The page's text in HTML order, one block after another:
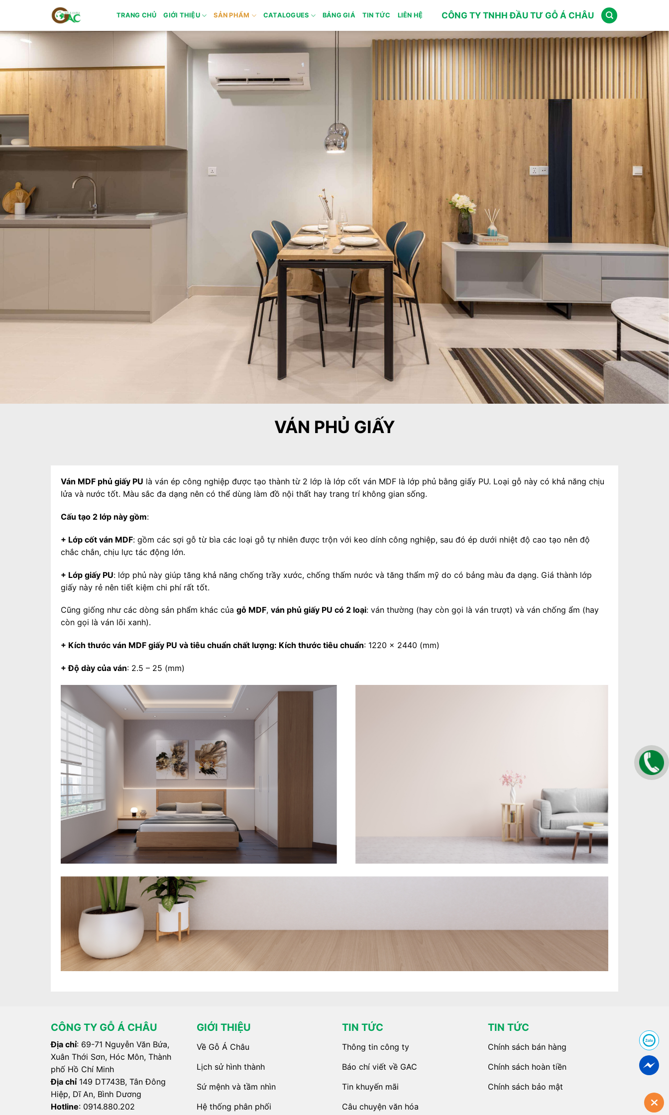
content
TRANG CHỦ GIỚI THIỆU SẢN PHẨM CATALOGUES BẢNG GIÁ TIN TỨC LIÊN HỆ CÔNG TY TNHH ĐẦU TƯ GỖ Á CHÂU
VÁN PHỦ GIẤY
Ván MDF phủ giấy PU là ván ép công nghiệp được tạo thành từ 2 lớp là lớp cốt ván MDF là lớp phủ bằng giấy PU. Loại gỗ này có khả năng chịu
lửa và nước tốt. Màu sắc đa dạng nên có thể dùng làm đồ nội thất hay trang trí không gian sống.
Cấu tạo 2 lớp này gồm:
+ Lớp cốt ván MDF: gồm các sợi gỗ từ bìa các loại gỗ tự nhiên được trộn với keo dính công nghiệp, sau đó ép dưới nhiệt độ cao tạo nên độ
chắc chắn, chịu lực tác động lớn.
+ Lớp giấy PU: lớp phủ này giúp tăng khả năng chống trầy xước, chống thấm nước và tăng thẩm mỹ do có bảng màu đa dạng. Giá thành lớp
giấy này rẻ nên tiết kiệm chi phí rất tốt.
Cũng giống như các dòng sản phẩm khác của gỗ MDF, ván phủ giấy PU có 2 loại: ván thường (hay còn gọi là ván trượt) và ván chống ẩm (hay
còn gọi là ván lõi xanh).
+ Kích thước ván MDF giấy PU và tiêu chuẩn chất lượng: Kích thước tiêu chuẩn: 1220 x 2440 (mm)
+ Độ dày của ván: 2.5 – 25 (mm)
CÔNG TY GỖ Á CHÂU
Địa chỉ: 69-71 Nguyễn Văn Bứa,
Xuân Thới Sơn, Hóc Môn, Thành
phố Hồ Chí Minh
Địa chỉ149 DT743B, Tân Đông
Hiệp, Dĩ An, Bình Dương
Hotline: 0914.880.202
GIỚI THIỆU
Về Gỗ Á Châu
Lịch sử hình thành
Sứ mệnh và tầm nhìn
Hệ thống phân phối
TIN TỨC
Thông tin công ty
Báo chí viết về GAC
Tin khuyến mãi
Câu chuyện văn hóa
TIN TỨC
Chính sách bán hàng
Chính sách hoàn tiền
Chính sách bảo mật